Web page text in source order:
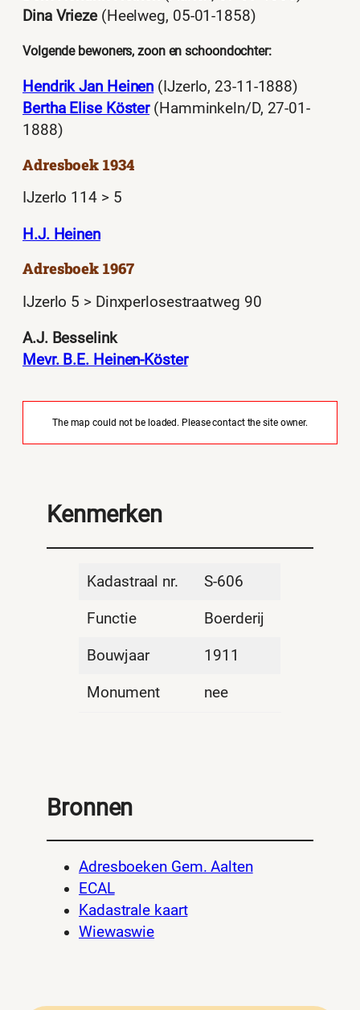
Dina Vrieze(Heelweg, 05-01-1858)
Volgende bewoners, zoon en schoondochter:
Hendrik Jan Heinen (IJzerlo, 23-11-1888)
Bertha Elise Köster(Hamminkeln/D, 27-01-
1888)
Adresboek 1934
IJzerlo 114 > 5
H.J. Heinen
Adresboek 1967
IJzerlo 5 > Dinxperlosestraatweg 90
A.J. Besselink
Mevr. B.E. Heinen-Köster
The map could not be loaded. Please contact the site owner.
Kenmerken
Kadastraal nr. S-606
Functie Boerderij
Bouwjaar 1911
Monument nee
Bronnen
Adresboeken Gem. Aalten
ECAL
Kadastrale kaart
Wiewaswie